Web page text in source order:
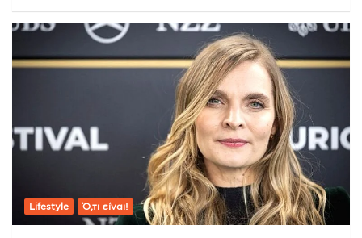
Lifestyle Ό,τι είναι!